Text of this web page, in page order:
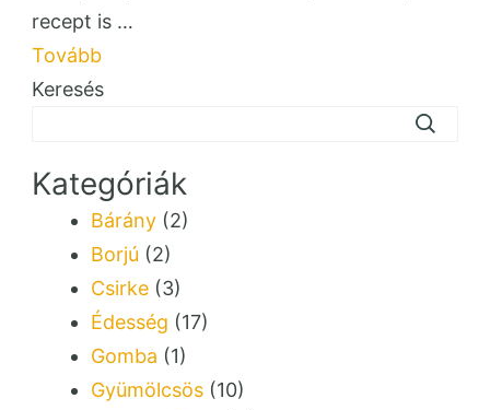
recept is …
Tovább
Keresés
Kategóriák
Bárány (2)
Borjú (2)
Csirke (3)
Édesség (17)
Gomba (1)
Gyümölcsös (10)